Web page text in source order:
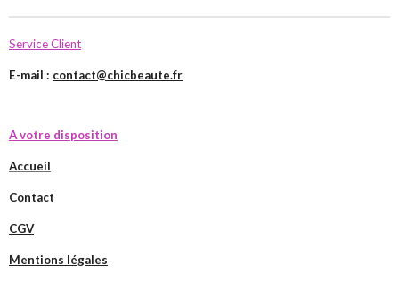
Service Client
E-mail : contact@chicbeaute.fr
A votre disposition
Accueil
Contact
CGV
Mentions légales